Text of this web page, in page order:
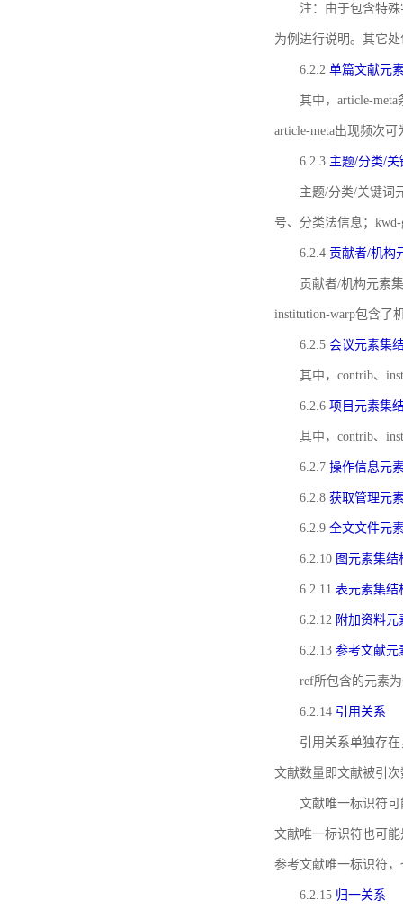
注：由于包含特殊
为例进行说明。其它
6.2.2 单篇文献元
其中，article-
article-meta出现频次可
6.2.3 主题/分类/
主题/分类/关键词
号、分类法信息；
6.2.4 贡献者/机构
贡献者/机构元素
institution-warp包含了
6.2.5 会议元素集
其中，contrib、
6.2.6 项目元素集
其中，contrib、
6.2.7 操作信息元
6.2.8 获取管理元
6.2.9 全文文件元
6.2.10 图元素集结
6.2.11 表元素集结
6.2.12 附加资料元
6.2.13 参考文献元
ref所包含的元素
6.2.14 引用关系
引用关系单独存
文献数量即文献被引
文献唯一标识符
文献唯一标识符也可
参考文献唯一标识符
6.2.15 归一关系